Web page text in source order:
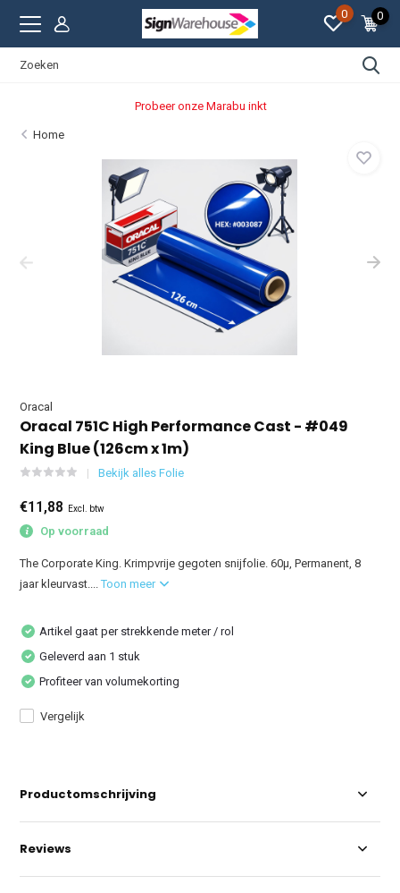
0 0
Probeer onze Marabu inkt
Home
Oracal
Oracal 751C High Performance Cast - #049
King Blue (126cm x 1m)
Bekijk alles Folie
€11,88 Excl. btw
Op voorraad
The Corporate King. Krimpvrije gegoten snijfolie. 60µ, Permanent, 8
jaar kleurvast....Toon meer
Artikel gaat per strekkende meter / rol
Geleverd aan 1 stuk
Profiteer van volumekorting
Vergelijk
Productomschrijving
Reviews